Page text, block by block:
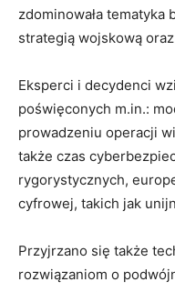
zdominowała tematyka
strategią wojskową
Eksperci i decydenci
poświęconych m.in.:
prowadzeniu operacji
także czas
rygorystycznych,
cyfrowej, takich jak
Przyjrzano się także
rozwiązaniom o